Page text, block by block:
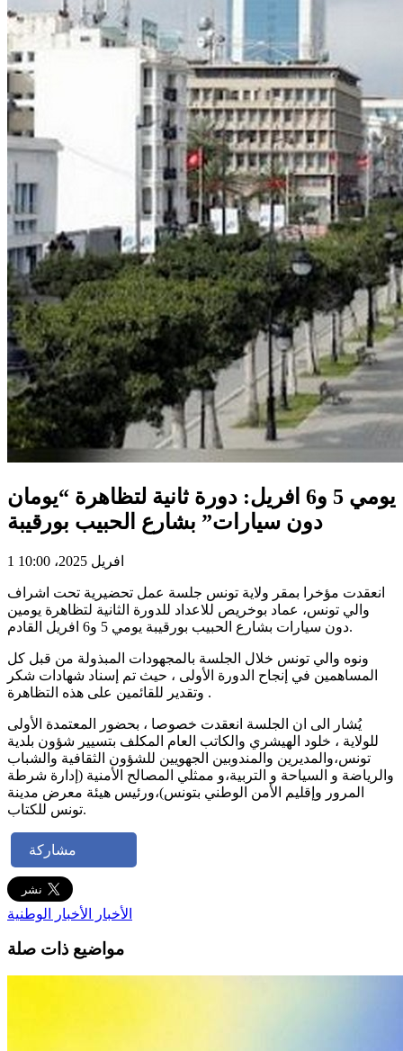
يومي 5 و6 افريل: دورة ثانية لتظاهرة “يومان
دون سيارات” بشارع الحبيب بورقيبة
1 افريل 2025، 10:00
انعقدت مؤخرا بمقر ولاية تونس جلسة عمل تحضيرية تحت اشراف
والي تونس، عماد بوخريص للاعداد للدورة الثانية لتظاهرة يومين
دون سيارات بشارع الحبيب بورقيبة يومي 5 و6 افريل القادم.
ونوه والي تونس خلال الجلسة بالمجهودات المبذولة من قبل كل
المساهمين في إنجاح الدورة الأولى ، حيث تم إسناد شهادات شكر
وتقدير للقائمين على هذه التظاهرة .
يُشار الى ان الجلسة انعقدت خصوصا ، بحضور المعتمدة الأولى
للولاية ، خلود الهيشري والكاتب العام المكلف بتسيير شؤون بلدية
تونس،والمديرين والمندوبين الجهويين للشؤون الثقافية والشباب
والرياضة و السياحة و التربية،و ممثلي المصالح الأمنية (إدارة شرطة
المرور وإقليم الأمن الوطني بتونس)،ورئيس هيئة معرض مدينة
تونس للكتاب.
مشاركة
الأخبار الأخبار الوطنية
مواضيع ذات صلة